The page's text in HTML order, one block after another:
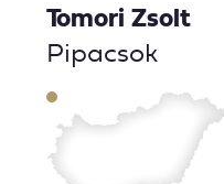
Tomori Zsolt
Pipacsok